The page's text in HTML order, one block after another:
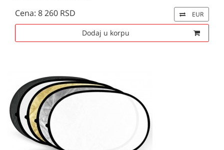
Cena: 8 260 RSD EUR
Dodaj u korpu